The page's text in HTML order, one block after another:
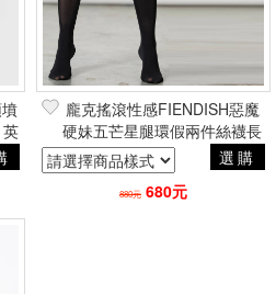
龐克搖滾性感FIENDISH惡魔
硬妹五芒星腿環假兩件絲襪長
筒襪 英國進口Killstar台灣授權
經銷
選購
880元 680元